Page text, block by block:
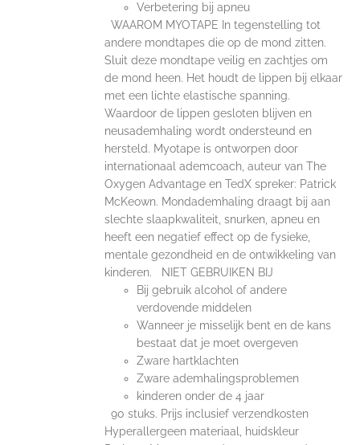
Verbetering bij apneu
WAAROM MYOTAPE In tegenstelling tot
andere mondtapes die op de mond zitten.
Sluit deze mondtape veilig en zachtjes om
de mond heen. Het houdt de lippen bij elkaar
met een lichte elastische spanning.
Waardoor de lippen gesloten blijven en
neusademhaling wordt ondersteund en
hersteld. Myotape is ontworpen door
internationaal ademcoach, auteur van The
Oxygen Advantage en TedX spreker: Patrick
McKeown. Mondademhaling draagt bij aan
slechte slaapkwaliteit, snurken, apneu en
heeft een negatief effect op de fysieke,
mentale gezondheid en de ontwikkeling van
kinderen. NIET GEBRUIKEN BIJ
Bij gebruik alcohol of andere
verdovende middelen
Wanneer je misselijk bent en de kans
bestaat dat je moet overgeven
Zware hartklachten
Zware ademhalingsproblemen
kinderen onder de 4 jaar
90 stuks. Prijs inclusief verzendkosten
Hyperallergeen materiaal, huidskleur